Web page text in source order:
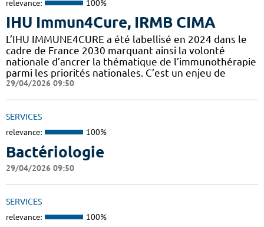
relevance: 100%
IHU Immun4Cure, IRMB CIMA
L’IHU IMMUNE4CURE a été labellisé en 2024 dans le
cadre de France 2030 marquant ainsi la volonté
nationale d’ancrer la thématique de l’immunothérapie
parmi les priorités nationales. C’est un enjeu de
29/04/2026 09:50
SERVICES
relevance: 100%
Bactériologie
29/04/2026 09:50
SERVICES
relevance: 100%